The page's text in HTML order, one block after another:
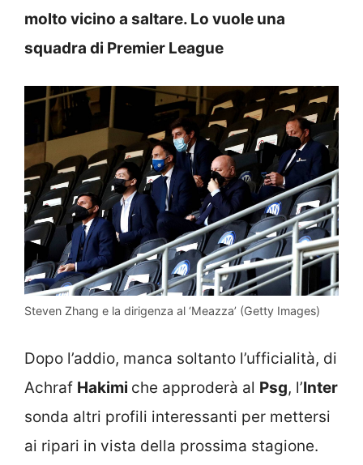
molto vicino a saltare. Lo vuole una
squadra di Premier League
Steven Zhang e la dirigenza al ‘Meazza’ (Getty Images)
Dopo l’addio, manca soltanto l’ufficialità, di
Achraf Hakimi che approderà al Psg, l’Inter
sonda altri profili interessanti per mettersi
ai ripari in vista della prossima stagione.